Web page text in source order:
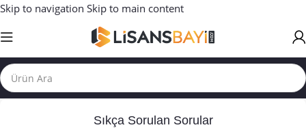
Skip to navigation Skip to main content
Sıkça Sorulan Sorular